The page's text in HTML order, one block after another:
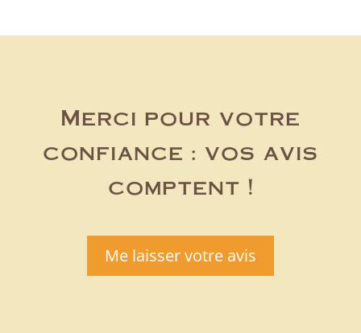
Merci pour votre
confiance : vos avis
comptent !
Me laisser votre avis